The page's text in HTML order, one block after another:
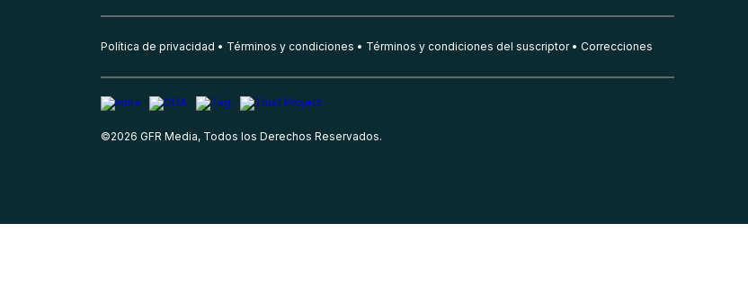
Política de privacidad Términos y condiciones Términos y condiciones del suscriptor Correcciones
©2026 GFR Media, Todos los Derechos Reservados.